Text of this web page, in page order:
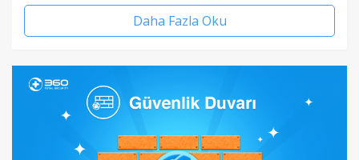
Daha Fazla Oku